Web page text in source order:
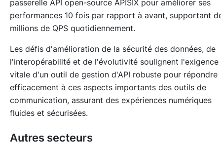
passerelle API open-source APISIX pour améliorer ses
performances 10 fois par rapport à avant, supportant
millions de QPS quotidiennement.
Les défis d'amélioration de la sécurité des données, de
l'interopérabilité et de l'évolutivité soulignent l'exigence
vitale d'un outil de gestion d'API robuste pour répondre
efficacement à ces aspects importants des outils de
communication, assurant des expériences numériques
fluides et sécurisées.
Autres secteurs